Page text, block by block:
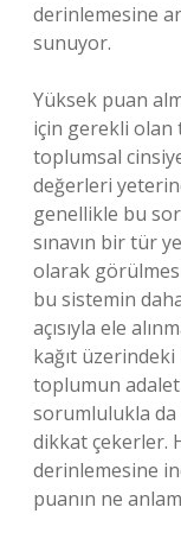
derinlemesine
sunuyor.
Yüksek puan
için gerekli olan
toplumsal
değerleri
genellikle bu
sınavın bir tür
olarak
bu sistemin
açısıyla ele
kağıt üzerindeki
toplumun adalet
sorumlulukla
dikkat çekerler.
derinlemesine
puanın ne